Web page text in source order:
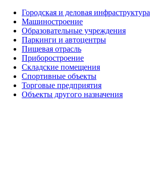
Городская и деловая инфраструктура
Машиностроение
Образовательные учреждения
Паркинги и автоцентры
Пищевая отрасль
Приборостроение
Складские помещения
Спортивные объекты
Торговые предприятия
Объекты другого назначения